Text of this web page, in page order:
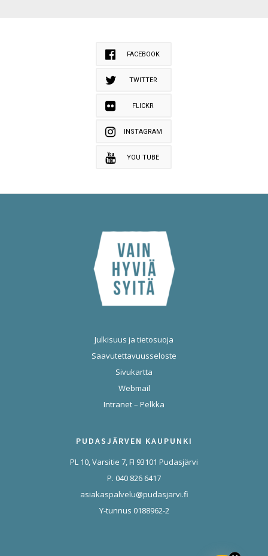
FACEBOOK
TWITTER
FLICKR
INSTAGRAM
YOU TUBE
Julkisuus ja tietosuoja
Saavutettavuusseloste
Sivukartta
Webmail
Intranet – Pelkka
PUDASJÄRVEN KAUPUNKI
PL 10, Varsitie 7, FI 93101 Pudasjärvi
P. 040 826 6417
asiakaspalvelu@pudasjarvi.fi
Y-tunnus 0188962-2